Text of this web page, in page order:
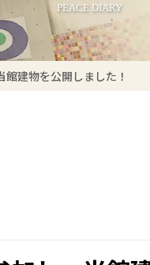
PEACE DIARY
館建物を公開しました！